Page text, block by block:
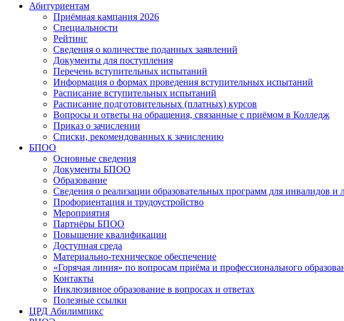
Абитуриентам
Приёмная кампания 2026
Специальности
Рейтинг
Сведения о количестве поданных заявлений
Документы для поступления
Перечень вступительных испытаний
Информация о формах проведения вступительных испытаний
Расписание вступительных испытаний
Расписание подготовительных (платных) курсов
Вопросы и ответы на обращения, связанные с приёмом в Колледж
Приказ о зачислении
Списки, рекомендованных к зачислению
БПОО
Основные сведения
Документы БПОО
Образование
Сведения о реализации образовательных программ для инвалидов
Профориентация и трудоустройство
Мероприятия
Партнёры БПОО
Повышение квалификации
Доступная среда
Материально-техническое обеспечение
«Горячая линия» по вопросам приёма и профессионального
Контакты
Инклюзивное образование в вопросах и ответах
Полезные ссылки
ЦРД Абилимпикс